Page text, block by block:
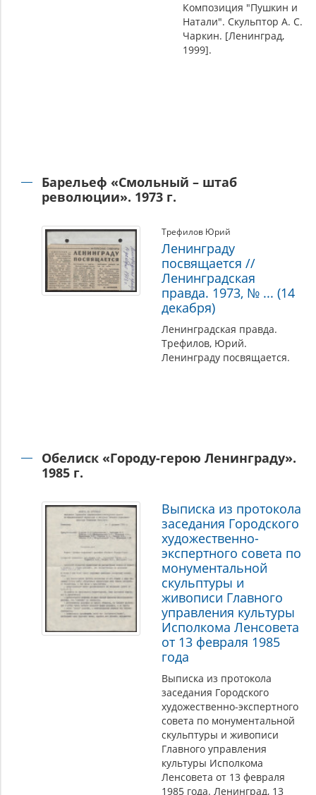
Композиция "Пушкин и
Натали". Скульптор А. С.
Чаркин. [Ленинград,
1999].
Барельеф «Смольный – штаб
революции». 1973 г.
Трефилов Юрий
Ленинграду
посвящается //
Ленинградская
правда. 1973, № ... (14
декабря)
Ленинградская правда.
Трефилов, Юрий.
Ленинграду посвящается.
Обелиск «Городу-герою Ленинграду».
1985 г.
Выписка из протокола
заседания Городского
художественно-
экспертного совета по
монументальной
скульптуры и
живописи Главного
управления культуры
Исполкома Ленсовета
от 13 февраля 1985
года
Выписка из протокола
заседания Городского
художественно-экспертного
совета по монументальной
скульптуры и живописи
Главного управления
культуры Исполкома
Ленсовета от 13 февраля
1985 года. Ленинград, 13